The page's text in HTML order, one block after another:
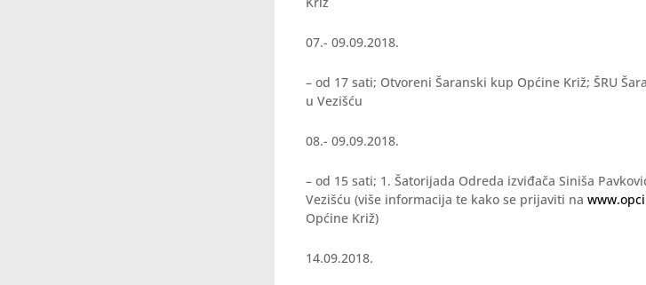
07.- 09.09.2018.
– od 17 sati; Otvoreni Šaranski kup Općine Križ; ŠRU
u Vezišću
08.- 09.09.2018.
– od 15 sati; 1. Šatorijada Odreda izviđača Siniša
Vezišću (više informacija te kako se prijaviti na
Općine Križ)
14.09.2018.